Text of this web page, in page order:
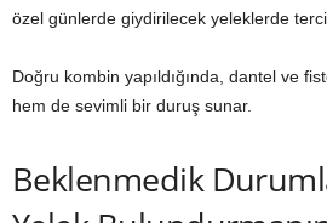
özel günlerde giydirilecek yeleklerde
Doğru kombin yapıldığında, dantel ve
hem de sevimli bir duruş sunar.
Beklenmedik